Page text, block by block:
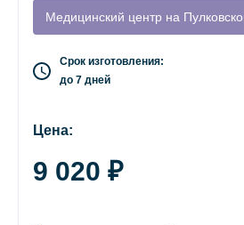
Медицинский центр на
Срок изготовления:
до 7 дней
Цена:
9 020 ₽